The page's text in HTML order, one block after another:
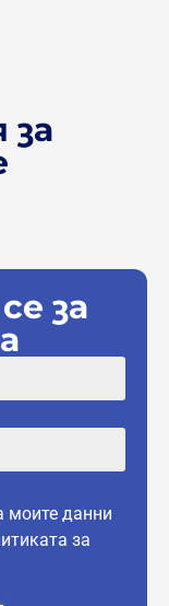
за
за
моите данни
за